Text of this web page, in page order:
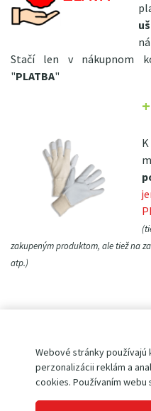
Webové stránky používajú
perzonalizácii reklám a
cookies. Používaním webu
Stačí len v nákupnom
"PLATBA"
zakupeným produktom, ale tiež na
atp.)
ľahšími nákladmi v
krabíc alebo voľne
pomocníkom aj v